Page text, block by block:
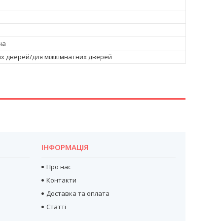
дверей/для міжкімнатних дверей
ІНФОРМАЦІЯ
Про нас
Контакти
Доставка та оплата
Статті